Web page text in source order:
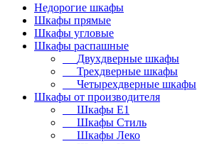
Недорогие шкафы
Шкафы прямые
Шкафы угловые
Шкафы распашные
Двухдверные шкафы
Трехдверные шкафы
Четырехдверные шкафы
Шкафы от производителя
Шкафы E1
Шкафы Стиль
Шкафы Леко